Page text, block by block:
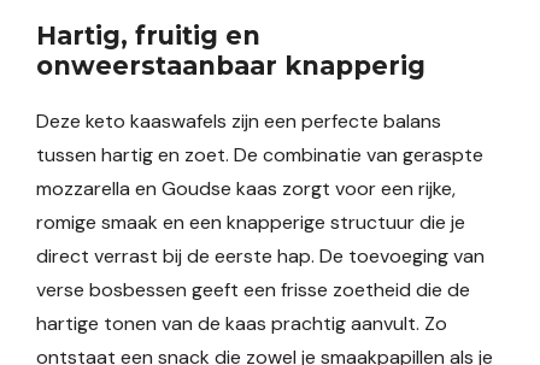
Hartig, fruitig en
onweerstaanbaar knapperig
Deze keto kaaswafels zijn een perfecte balans
tussen hartig en zoet. De combinatie van geraspte
mozzarella en Goudse kaas zorgt voor een rijke,
romige smaak en een knapperige structuur die je
direct verrast bij de eerste hap. De toevoeging van
verse bosbessen geeft een frisse zoetheid die de
hartige tonen van de kaas prachtig aanvult. Zo
ontstaat een snack die zowel je smaakpapillen als je